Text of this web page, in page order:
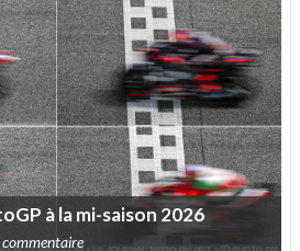
àlami-saison 2026
commentaire